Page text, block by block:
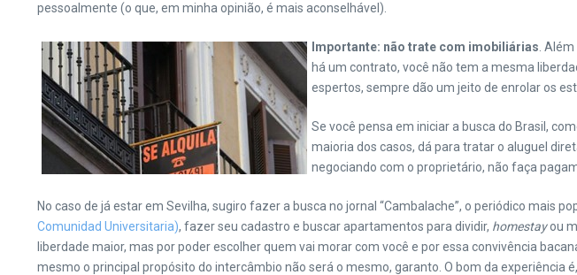
pessoalmente (o que, em minha opinião, é mais aconselhável).
Importante: não trate com imobiliárias .
há um contrato, você não tem a mesma
espertos, sempre dão um jeito de enrolar os
Se você pensa em iniciar a busca do Brasil,
maioria dos casos, dá para tratar o aluguel
negociando com o proprietário, não faça
No caso de já estar em Sevilha, sugiro fazer a busca no jornal “Cambalache”, o periódico mais
Comunidad Universitaria), fazer seu cadastro e buscar apartamentos para dividir, homestayou
liberdade maior, mas por poder escolher quem vai morar com você e por essa convivência
mesmo o principal propósito do intercâmbio não será o mesmo, garanto. O bom da experiência